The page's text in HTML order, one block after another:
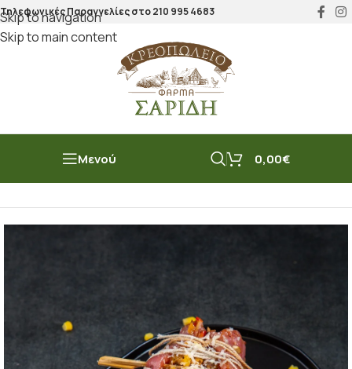
Skip to navigation
Skip to main content
Τηλεφωνικές Παραγγελίες στο210 995 4683
Μενού 0,00€